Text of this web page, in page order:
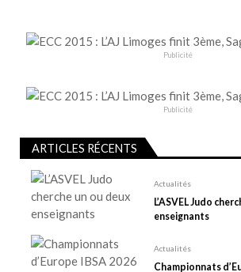
d
l
’
Publicité
Publicité
ARTICLES RÉCENTS
Actualités
L’ASVEL Judo
enseignants
Actualités
Championnats